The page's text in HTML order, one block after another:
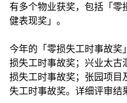
有多个物业获奖，包括「零
健表现奖」。
今年的「零损失工时事故奖
损失工时事故奖；兴业太古
损失工时事故奖；张园项目
失工时事故奖。详细评审结